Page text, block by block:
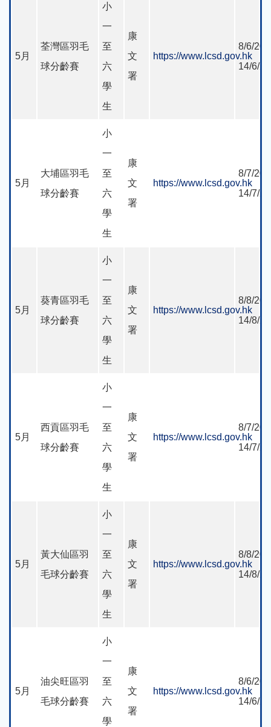
5月
荃灣區羽毛
球分齡賽
小
一
至
六
學
生
康
文
署
https://www.lcsd.gov.hk
8/6/
14/6/
5月
大埔區羽毛
球分齡賽
小
一
至
六
學
生
康
文
署
https://www.lcsd.gov.hk
8/7/
14/7/
5月
葵青區羽毛
球分齡賽
小
一
至
六
學
生
康
文
署
https://www.lcsd.gov.hk
8/8/
14/8/
5月
西貢區羽毛
球分齡賽
小
一
至
六
學
生
康
文
署
https://www.lcsd.gov.hk
8/7/
14/7/
5月
黃大仙區羽
毛球分齡賽
小
一
至
六
學
生
康
文
署
https://www.lcsd.gov.hk
8/8/
14/8/
5月
油尖旺區羽
毛球分齡賽
小
一
至
六
學
康
文
署
https://www.lcsd.gov.hk
8/6/
14/6/